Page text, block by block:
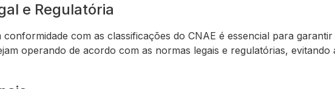
e Regulatória
com as classificações do CNAE é essencial para garantir
operando de acordo com as normas legais e regulatórias, evitando